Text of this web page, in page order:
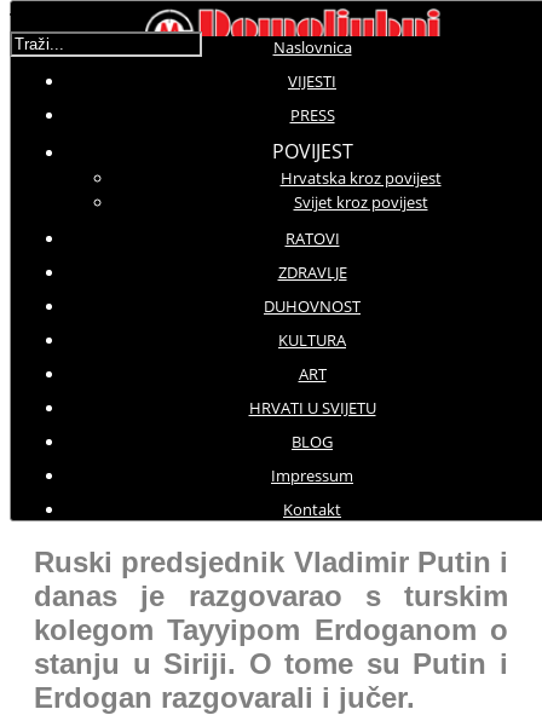
Naslovnica
VIJESTI
PRESS
POVIJEST
Hrvatska kroz povijest
Svijet kroz povijest
RATOVI
ZDRAVLJE
DUHOVNOST
KULTURA
ART
HRVATI U SVIJETU
BLOG
Impressum
Kontakt
Traži...
Molimo ocijenite
Nedjelja, 27 Studeni 2016 04:25
Već drugi dan zaredom razgovarali o Siriji
Putin i Erdogan razmjenjuju
mišljenja o Siriji
Ruski predsjednik Vladimir Putin i
danas je razgovarao s turskim
kolegom Tayyipom Erdoganom o
stanju u Siriji. O tome su Putin i
Erdogan razgovarali i jučer.